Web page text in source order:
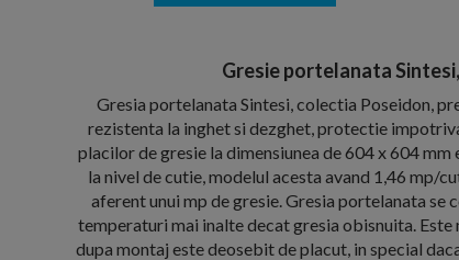
Gresie portelanata
Gresia portelanata Sintesi, colectia Poseidon,
rezistenta la inghet si dezghet, protectie
placilor de gresie la dimensiunea de 604 x 604
la nivel de cutie, modelul acesta avand 1,46 mp/
aferent unui mp de gresie. Gresia portelanata se
temperaturi mai inalte decat gresia obisnuita.
dupa montaj este deosebit de placut, in special